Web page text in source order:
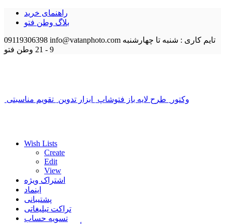
راهنمای خرید
بلاگ وطن فتو
09119306398 info@vatanphoto.com تایم کاری : شنبه تا چهارشنبه
9 - 21
وطن فتو
وکتور طرح لایه باز فتوشاپ ابزار تدوین تقویم مناسبتی
Wish Lists
Create
Edit
View
اشتراک ویژه
اینماد
پشتیبانی
تراکت تبلیغاتی
تسویه حساب